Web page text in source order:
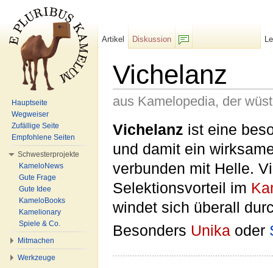
Vichelanz
aus Kamelopedia, der
Vichelanz ist eine
und damit ein
verbunden mit Helle.
Selektionsvorteil im
windet sich überall
Besonders Unika oder
Artikel
Diskussion
Hauptseite
Wegweiser
Zufällige Seite
Empfohlene Seiten
Schwesterprojekte
KameloNews
Gute Frage
Gute Idee
KameloBooks
Kamelionary
Spiele & Co.
Mitmachen
Werkzeuge